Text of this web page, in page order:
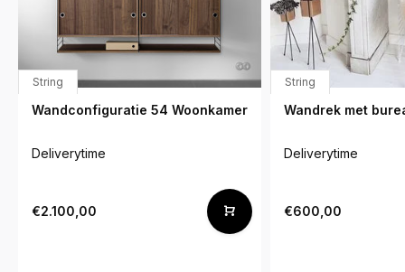
String
Wandconfiguratie 54 Woonkamer
Deliverytime
€2.100,00
String
Wandrek met
Deliverytime
€600,00